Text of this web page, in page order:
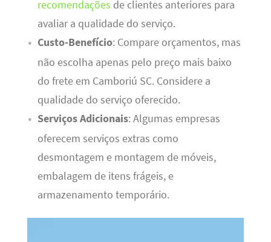
recomendações de clientes anteriores para
avaliar a qualidade do serviço.
Custo-Benefício: Compare orçamentos, mas
não escolha apenas pelo preço mais baixo
do frete em Camboriú SC. Considere a
qualidade do serviço oferecido.
Serviços Adicionais: Algumas empresas
oferecem serviços extras como
desmontagem e montagem de móveis,
embalagem de itens frágeis, e
armazenamento temporário.